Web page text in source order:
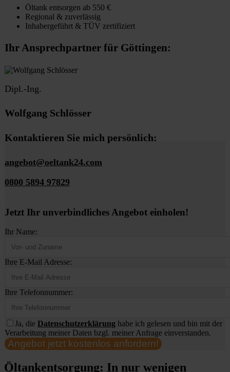
Öltank entsorgen ab 550 €
Regional & zuverlässig
Inhabergeführt & TÜV zertifiziert
Ihr Ansprechpartner für Göttingen:
Dipl.-Ing.
Wolfgang Schlösser
Kontaktieren Sie mich persönlich:
angebot@oeltank24.com
0800 5894 97829
Jetzt Ihr unverbindliches Angebot einholen!
Ihr Name:
Ihre E-Mail Adresse:
Ihre Telefonnummer:
Ja, die Datenschutzerklärung habe ich gelesen und bin mit der
Verarbeitung meiner Daten bzgl. meiner Anfrage einverstanden.
Angebot jetzt kostenlos anfordern!
Öltankentsorgung: In nur wenigen